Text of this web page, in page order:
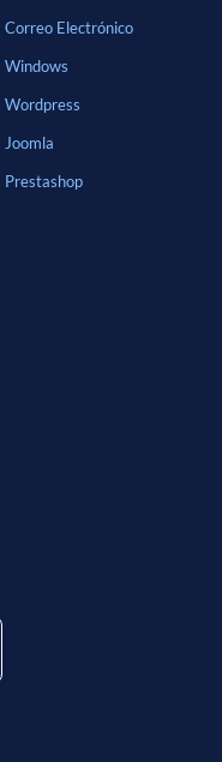
Correo Electrónico
Windows
Wordpress
Joomla
Prestashop